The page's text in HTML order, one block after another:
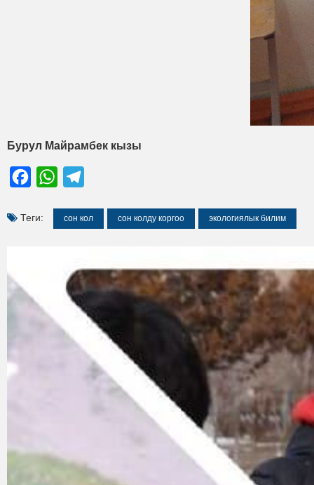
Бурул Майрамбек кызы
FacebookWhatsApp
Теги: сон кол сон колду коргоо экологиялык билим